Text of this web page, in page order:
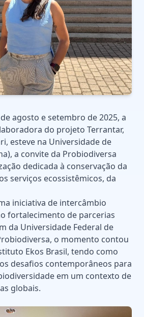
agosto e setembro de 2025, a
do projeto Terrantar,
esteve na Universidade de
a convite da Probiodiversa
dedicada à conservação da
serviços ecossistêmicos, da
iniciativa de intercâmbio
fortalecimento de parcerias
da Universidade Federal de
o momento contou
Ekos Brasil, tendo como
desafios contemporâneos para
em um contexto de
globais.